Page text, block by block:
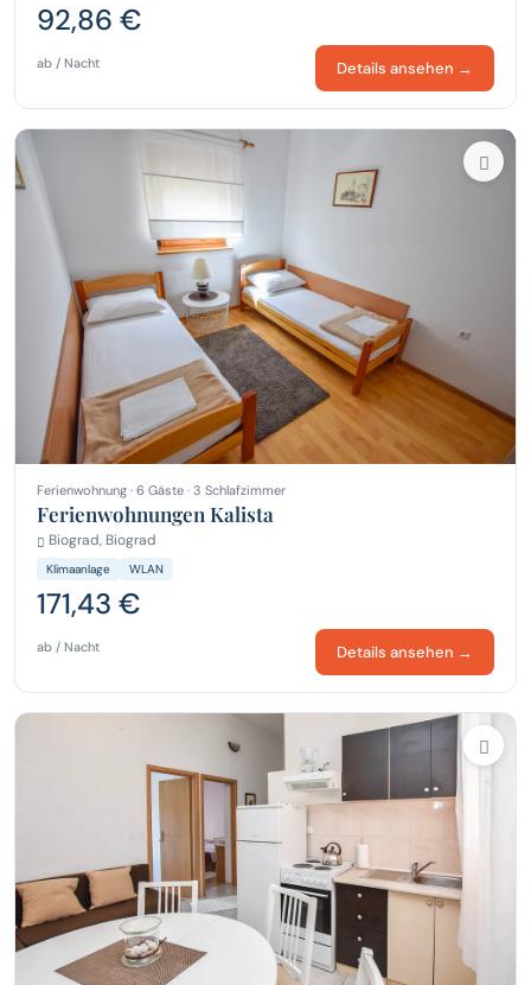
92,86 €
ab / Nacht Details ansehen →
Ferienwohnung · 6 Gäste · 3 Schlafzimmer
Ferienwohnungen Kalista
Biograd, Biograd
Klimaanlage WLAN
171,43 €
ab / Nacht Details ansehen →